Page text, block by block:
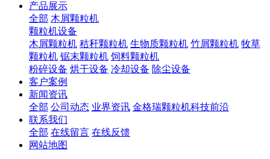
产品展示
全部 木屑颗粒机
颗粒机设备
木屑颗粒机 秸秆颗粒机 生物质颗粒机 竹屑颗粒机 牧草
颗粒机 锯末颗粒机 饲料颗粒机
粉碎设备 烘干设备 冷却设备 除尘设备
客户案例
新闻资讯
全部 公司动态 业界资讯 金格瑞颗粒机科技前沿
联系我们
全部 在线留言 在线反馈
网站地图